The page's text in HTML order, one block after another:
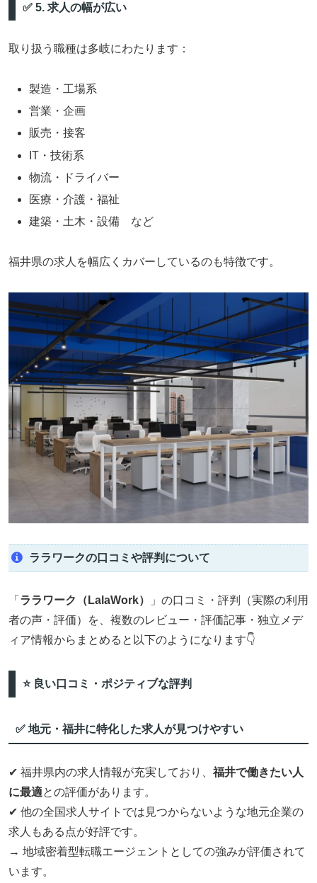
✅ 5. 求人の幅が広い
取り扱う職種は多岐にわたります：
製造・工場系
営業・企画
販売・接客
IT・技術系
物流・ドライバー
医療・介護・福祉
建築・土木・設備 など
福井県の求人を幅広くカバーしているのも特徴です。
ララワークの口コミや評判について
「 ララワーク（LalaWork）
」の口コミ・評判（実際の利用
者の声・評価）を、複数のレビュー・評価記事・独立メデ
ィア情報からまとめると以下のようになります👇
⭐ 良い口コミ・ポジティブな評判
✅ 地元・福井に特化した求人が見つけやすい
✔ 福井県内の求人情報が充実しており、 福井で働きたい人
に最適との評価があります。
✔ 他の全国求人サイトでは見つからないような地元企業の
求人もある点が好評です。
→ 地域密着型転職エージェントとしての強みが評価されて
います。